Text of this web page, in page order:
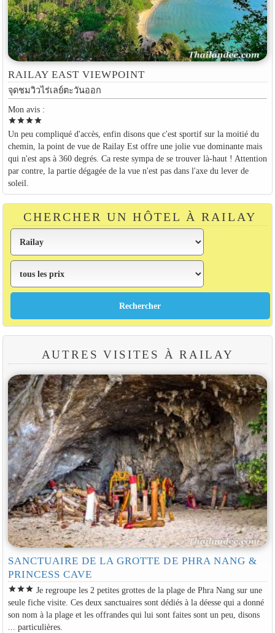
RAILAY EAST VIEWPOINT
จุดชมวิวไร่เลย์ตะวันออก
Mon avis :
starstarstarstar
Un peu compliqué d'accès, enfin disons que c'est sportif sur la moitié du
chemin, la point de vue de Railay Est offre une jolie vue dominante mais
qui n'est aps à 360 degrés. Ca reste sympa de se trouver là-haut ! Attention
par contre, la partie dégagée de la vue n'est pas dans l'axe du lever de
soleil.
CHERCHER UN HÔTEL À RAILAY
AUTRES VISITES À RAILAY
SANCTUAIRE DE LA GROTTE DE PHRA NANG &
PRINCESS CAVE
starstarstar Je regroupe les 2 petites grottes de la plage de Phra Nang sur une
seule fiche visite. Ces deux sanctuaires sont dédiés à la déesse qui a donné
son nom à la plage et les offrandes qui lui sont faites sont un peu, disons
... particulières.